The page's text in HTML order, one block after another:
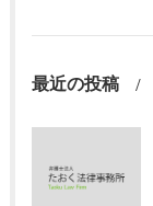
最近の投稿